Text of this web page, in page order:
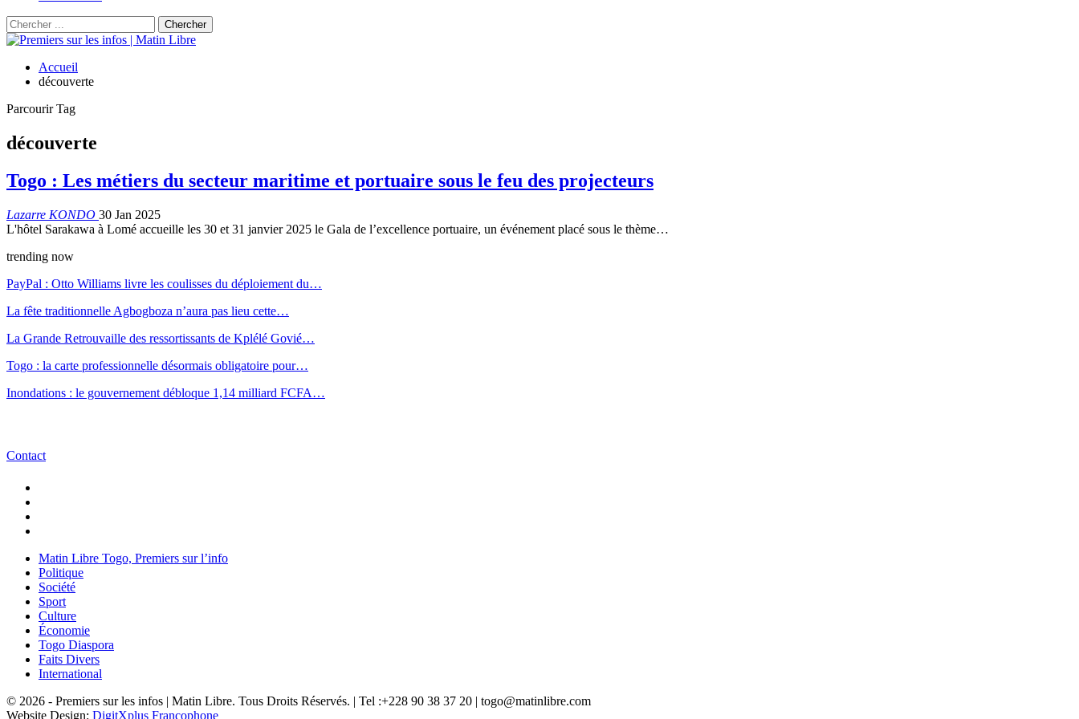
Accueil
découverte
Parcourir Tag
découverte
Togo : Les métiers du secteur maritime et portuaire sous le feu des projecteurs
Lazarre KONDO 30 Jan 2025
L'hôtel Sarakawa à Lomé accueille les 30 et 31 janvier 2025 le Gala de l’excellence portuaire, un événement placé sous le thème…
trending now
PayPal : Otto Williams livre les coulisses du déploiement du…
La fête traditionnelle Agbogboza n’aura pas lieu cette…
La Grande Retrouvaille des ressortissants de Kplélé Govié…
Togo : la carte professionnelle désormais obligatoire pour…
Inondations : le gouvernement débloque 1,14 milliard FCFA…
Contact
Matin Libre Togo, Premiers sur l’info
Politique
Société
Sport
Culture
Économie
Togo Diaspora
Faits Divers
International
© 2026 - Premiers sur les infos | Matin Libre. Tous Droits Réservés. | Tel :+228 90 38 37 20 | togo@matinlibre.com
Website Design: DigitXplus Francophone